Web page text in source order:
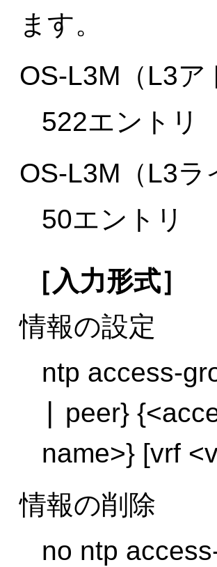
ます。
OS-L3M（L3
522エントリ
OS-L3M（L3ラ
50エントリ
［入力形式］
情報の設定
ntp access-
peer}
name>} [vrf
情報の削除
no ntp